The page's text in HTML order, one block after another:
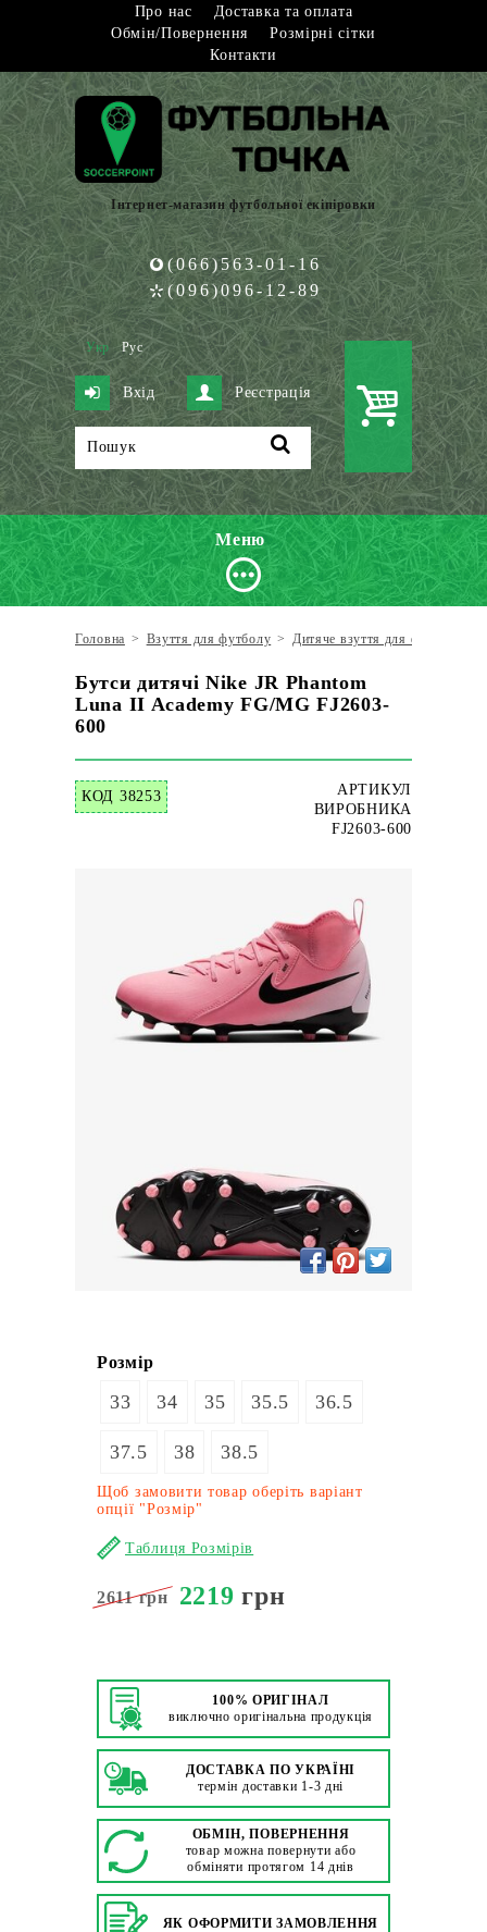
Про нас
Доставка та оплата
Обмін/Повернення
Розмірні сітки
Контакти
Інтернет-магазин футбольної екіпіровки
(066)563-01-16
(096)096-12-89
Укр Рус
Вхід Реєстрація
Меню
Головна > Взуття для футболу > Дитяче взуття для футболу
Бутси дитячі Nike JR Phantom
Luna II Academy FG/MG FJ2603-
600
КОД 38253
АРТИКУЛ
ВИРОБНИКА
FJ2603-600
Розмір
33 34 35 35.5 36.5
37.5 38 38.5
Щоб замовити товар оберіть варіант
опції "Розмір"
Таблиця Розмірів
2611 грн 2219 грн
100% ОРИГІНАЛ
виключно оригінальна продукція
ДОСТАВКА ПО УКРАЇНІ
термін доставки 1-3 дні
ОБМІН, ПОВЕРНЕННЯ
товар можна повернути або
обміняти протягом 14 днів
ЯК ОФОРМИТИ ЗАМОВЛЕННЯ